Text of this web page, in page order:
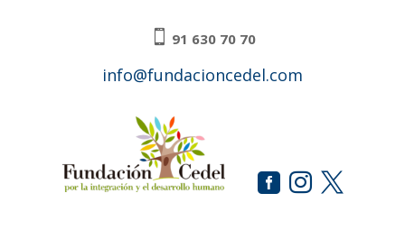
 91 630 70 70
info@fundacioncedel.com
  